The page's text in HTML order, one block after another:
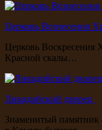
Церковь Вознесения
Церковь Воскресения
Красной скалы…
Ливадийский дворец
Знаменитый